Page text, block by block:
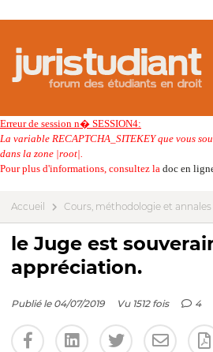
Erreur de session n� SESSION4:
La variable RECAPTCHA_SITEKEY que vous
dans la zone |root|.
Pour plus d'informations, consultez la doc en
Accueil Cours, méthodologie et annales
le Juge est
appréciation.
Publié le 04/07/2019 Vu 1512 fois 4